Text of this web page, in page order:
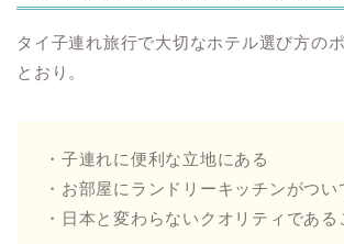
タイ子連れ旅行で大切なホテル選び方の
とおり。
・子連れに便利な立地にある
・お部屋にランドリーキッチンがつい
・日本と変わらないクオリティである